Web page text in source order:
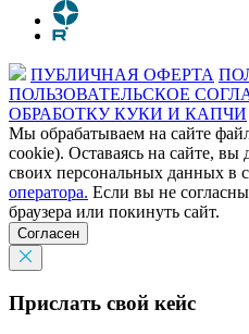
ПУБЛИЧНАЯ ОФЕРТА
ПОЛЬЗОВАТЕЛЬСКОЕ
ОБРАБОТКУ КУКИ И КАПЧИ
Мы обрабатываем на сайте
cookie). Оставаясь на сайте, вы
своих персональных данных в
оператора. Если вы не
браузера или покинуть сайт.
Согласен
Прислать свой кейс